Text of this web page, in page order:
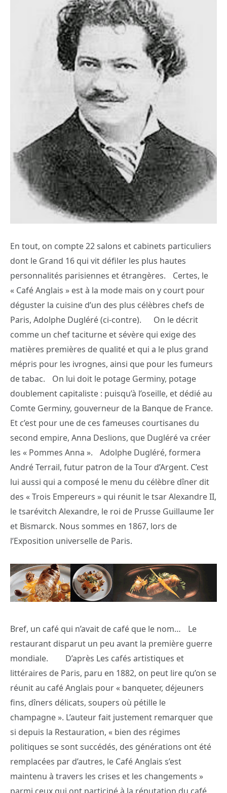
En tout, on compte 22 salons et cabinets particuliers
dont le Grand 16 qui vit défiler les plus hautes
personnalités parisiennes et étrangères. Certes, le
« Café Anglais » est à la mode mais on y court pour
déguster la cuisine d’un des plus célèbres chefs de
Paris, Adolphe Dugléré (ci-contre). On le décrit
comme un chef taciturne et sévère qui exige des
matières premières de qualité et qui a le plus grand
mépris pour les ivrognes, ainsi que pour les fumeurs
de tabac. On lui doit le potage Germiny, potage
doublement capitaliste : puisqu’à l’oseille, et dédié au
Comte Germiny, gouverneur de la Banque de France.
Et c’est pour une de ces fameuses courtisanes du
second empire, Anna Deslions, que Dugléré va créer
les « Pommes Anna ». Adolphe Dugléré, formera
André Terrail, futur patron de la Tour d’Argent. C’est
lui aussi qui a composé le menu du célèbre dîner dit
des « Trois Empereurs » qui réunit le tsar Alexandre II,
le tsarévitch Alexandre, le roi de Prusse Guillaume Ier
et Bismarck. Nous sommes en 1867, lors de
l’Exposition universelle de Paris.
Bref, un café qui n’avait de café que le nom… Le
restaurant disparut un peu avant la première guerre
mondiale. D’après Les cafés artistiques et
littéraires de Paris, paru en 1882, on peut lire qu’on se
réunit au café Anglais pour « banqueter, déjeuners
fins, dîners délicats, soupers où pétille le
champagne ». L’auteur fait justement remarquer que
si depuis la Restauration, « bien des régimes
politiques se sont succédés, des générations ont été
remplacées par d’autres, le Café Anglais s’est
maintenu à travers les crises et les changements »